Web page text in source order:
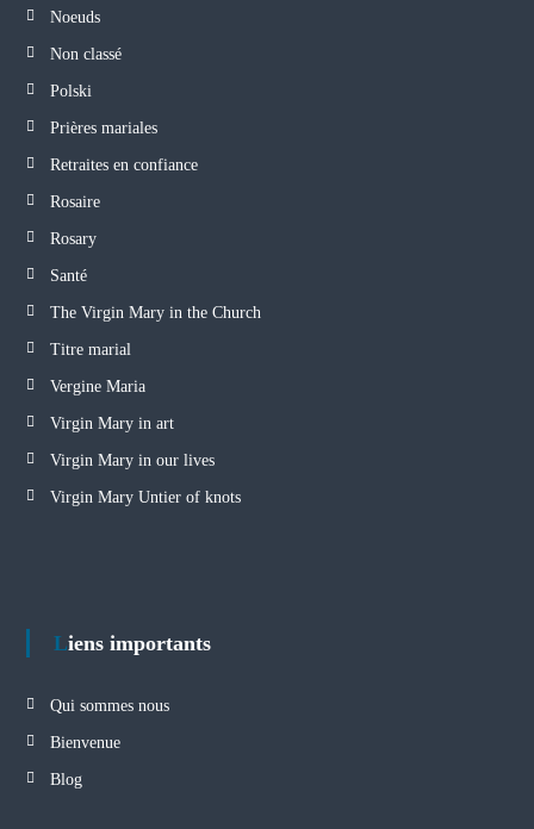
Noeuds
Non classé
Polski
Prières mariales
Retraites en confiance
Rosaire
Rosary
Santé
The Virgin Mary in the Church
Titre marial
Vergine Maria
Virgin Mary in art
Virgin Mary in our lives
Virgin Mary Untier of knots
Liens importants
Qui sommes nous
Bienvenue
Blog